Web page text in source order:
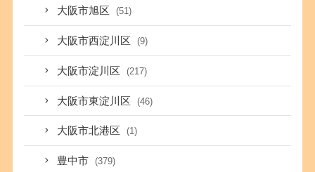
大阪市旭区 (51)
大阪市西淀川区 (9)
大阪市淀川区 (217)
大阪市東淀川区 (46)
大阪市北港区 (1)
豊中市 (379)